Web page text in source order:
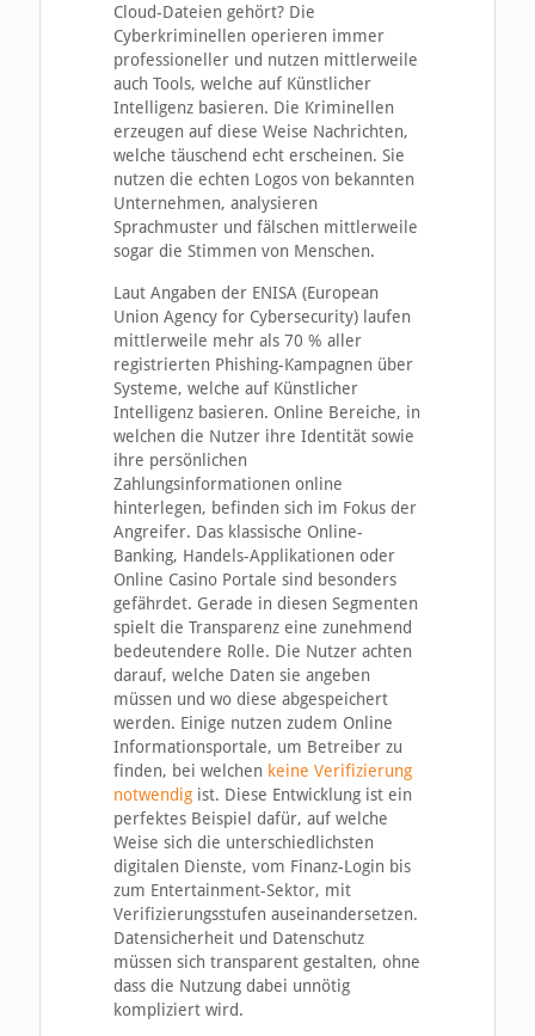
Cloud-Dateien gehört? Die
Cyberkriminellen operieren immer
professioneller und nutzen mittlerweile
auch Tools, welche auf Künstlicher
Intelligenz basieren. Die Kriminellen
erzeugen auf diese Weise Nachrichten,
welche täuschend echt erscheinen. Sie
nutzen die echten Logos von bekannten
Unternehmen, analysieren
Sprachmuster und fälschen mittlerweile
sogar die Stimmen von Menschen.
Laut Angaben der ENISA (European
Union Agency for Cybersecurity) laufen
mittlerweile mehr als 70 % aller
registrierten Phishing-Kampagnen über
Systeme, welche auf Künstlicher
Intelligenz basieren. Online Bereiche, in
welchen die Nutzer ihre Identität sowie
ihre persönlichen
Zahlungsinformationen online
hinterlegen, befinden sich im Fokus der
Angreifer. Das klassische Online-
Banking, Handels-Applikationen oder
Online Casino Portale sind besonders
gefährdet. Gerade in diesen Segmenten
spielt die Transparenz eine zunehmend
bedeutendere Rolle. Die Nutzer achten
darauf, welche Daten sie angeben
müssen und wo diese abgespeichert
werden. Einige nutzen zudem Online
Informationsportale, um Betreiber zu
finden, bei welchen keine Verifizierung
notwendigist. Diese Entwicklung ist ein
perfektes Beispiel dafür, auf welche
Weise sich die unterschiedlichsten
digitalen Dienste, vom Finanz-Login bis
zum Entertainment-Sektor, mit
Verifizierungsstufen auseinandersetzen.
Datensicherheit und Datenschutz
müssen sich transparent gestalten, ohne
dass die Nutzung dabei unnötig
kompliziert wird.